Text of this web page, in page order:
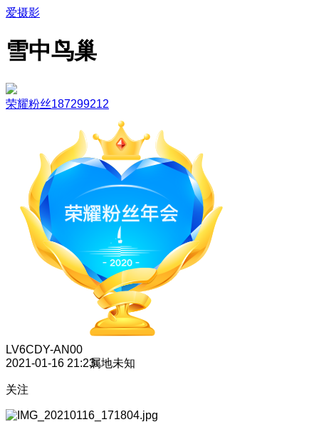
爱摄影
雪中鸟巢
荣耀粉丝187299212
LV6CDY-AN00
2021-01-16 21:23属地未知
关注